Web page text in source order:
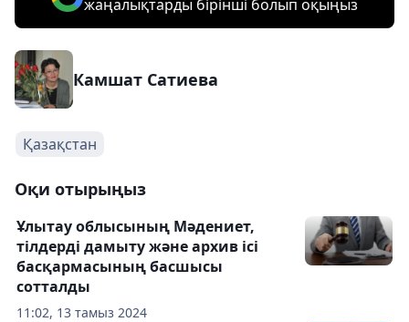
жаңалықтарды бірінші болып оқыңыз
Камшат Сатиева
Қазақстан
Оқи отырыңыз
11:02, 13 тамыз 2024
Ұлытау облысының Мәдениет,
тілдерді дамыту және архив ісі
басқармасының басшысы
сотталды